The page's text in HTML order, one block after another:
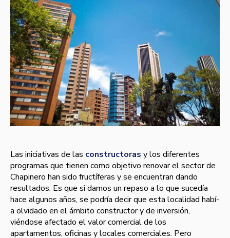
Las iniciativas de las constructoras y los diferentes
programas que tienen como objetivo renovar el sector de
Chapinero han sido fructí­feras y se encuentran dando
resultados. Es que si damos un repaso a lo que sucedí­a
hace algunos años, se podrí­a decir que esta localidad habí­
a olvidado en el ámbito constructor y de inversión,
viéndose afectado el valor comercial de los
apartamentos, oficinas y locales comerciales. Pero